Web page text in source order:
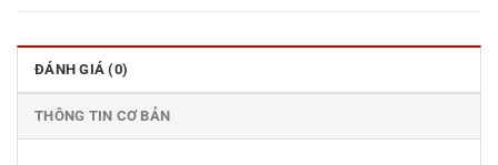
ĐÁNH GIÁ (0)
THÔNG TIN CƠ BẢN